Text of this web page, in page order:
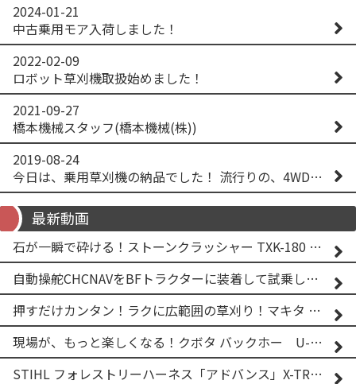
2024-01-21
中古乗用モア入荷しました！
2022-02-09
ロボット草刈機取扱始めました！
2021-09-27
橋本機械スタッフ(橋本機械(株))
2019-08-24
今日は、乗用草刈機の納品でした！ 流行りの、4WD！ #イセキアグリ #オーレック #四駆 #増税間近
最新動画
石が一瞬で砕ける！ストーンクラッシャー TXK-180 実演
自動操舵CHCNAVをBFトラクターに装着して試乗してみた！！ CHCNAV NX610
押すだけカンタン！ラクに広範囲の草刈り！マキタ バッテリー式草刈り機 MUG001G 2
現場が、もっと楽しくなる！クボタ バックホー U-25-3A
STIHL フォレストリーハーネス「アドバンス」X-TREEm